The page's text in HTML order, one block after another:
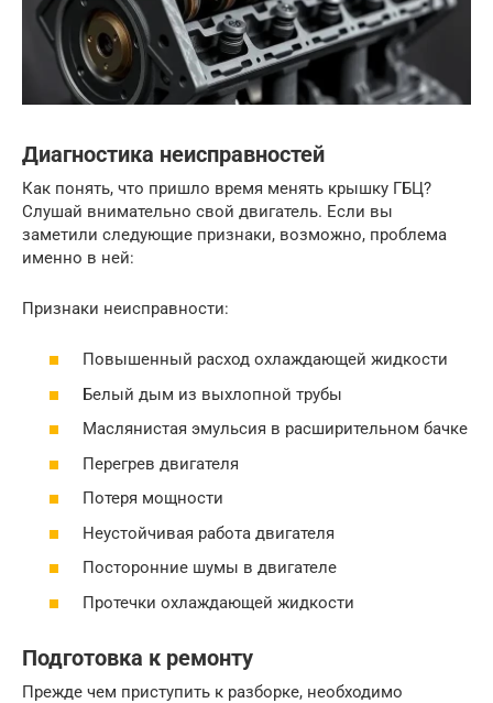
Диагностика неисправностей
Как понять, что пришло время менять крышку ГБЦ?
Слушай внимательно свой двигатель. Если вы
заметили следующие признаки, возможно, проблема
именно в ней:
Признаки неисправности:
Повышенный расход охлаждающей жидкости
Белый дым из выхлопной трубы
Маслянистая эмульсия в расширительном бачке
Перегрев двигателя
Потеря мощности
Неустойчивая работа двигателя
Посторонние шумы в двигателе
Протечки охлаждающей жидкости
Подготовка к ремонту
Прежде чем приступить к разборке, необходимо